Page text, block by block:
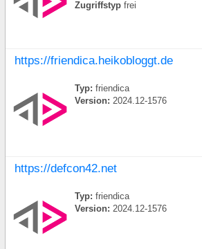
Zugriffstyp frei
https://friendica.heikobloggt.de
Typ: friendica
Version: 2024.12-1576
https://defcon42.net
Typ: friendica
Version: 2024.12-1576